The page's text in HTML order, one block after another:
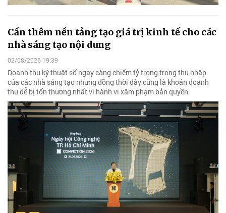
Cần thêm nền tảng tạo giá trị kinh tế cho các
nhà sáng tạo nội dung
02/08/2026 19:39
Doanh thu kỹ thuật số ngày càng chiếm tỷ trọng trong thu nhập
của các nhà sáng tạo nhưng đồng thời đây cũng là khoản doanh
thu dễ bị tổn thương nhất vì hành vi xâm phạm bản quyền.